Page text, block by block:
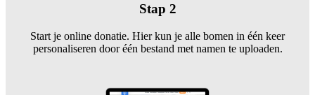
Stap 2
Start je online donatie. Hier kun je alle bomen in één keer
personaliseren door één bestand met namen te uploaden.